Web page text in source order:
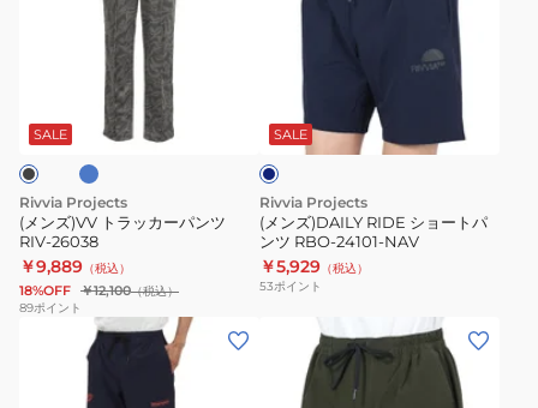
AS/RD
ー
パ
ン
ツ
RIV-
26038
SALE
Rivvia Projects
(メンズ)VV トラッカーパンツ
RIV-26038
￥9,889 （税込）
18%OFF ￥12,100（税込）
89ポイント
ト
パ
ン
ツ
RBO-
24101-
SALE
ネ
イ
ビ
Rivvia Projects
(メンズ)DAILY RIDE ショートパ
ンツ RBO-24101-NAV
￥5,929 （税込）
53ポイント
ズ)HANDS